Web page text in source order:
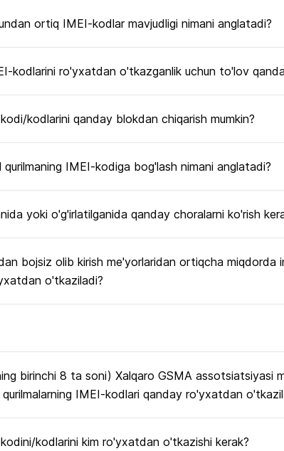
ortiq IMEI-kodlar mavjudligi nimani anglatadi?
kodlarini ro'yxatdan o'tkazganlik uchun to'lov
kodlarini qanday blokdan chiqarish mumkin?
IMEI-kodiga bog'lash nimani anglatadi?
yoki o'g'irlatilganida qanday choralarni ko'rish
bojsiz olib kirish me'yorlaridan ortiqcha miqdorda
o'tkaziladi?
birinchi 8 ta soni) Xalqaro GSMA assotsiatsiyasi
IMEI-kodlari qanday ro'yxatdan
kodlarini kim ro'yxatdan o'tkazishi kerak?